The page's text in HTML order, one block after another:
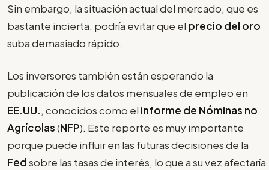
Sin embargo, la situación actual del mercado, que es
bastante incierta, podría evitar que el precio del oro
suba demasiado rápido.
Los inversores también están esperando la
publicación de los datos mensuales de empleo en
EE.UU., conocidos como el informe de Nóminas no
Agrícolas(NFP). Este reporte es muy importante
porque puede influir en las futuras decisiones de la
Fedsobre las tasas de interés, lo que a su vez afectaría